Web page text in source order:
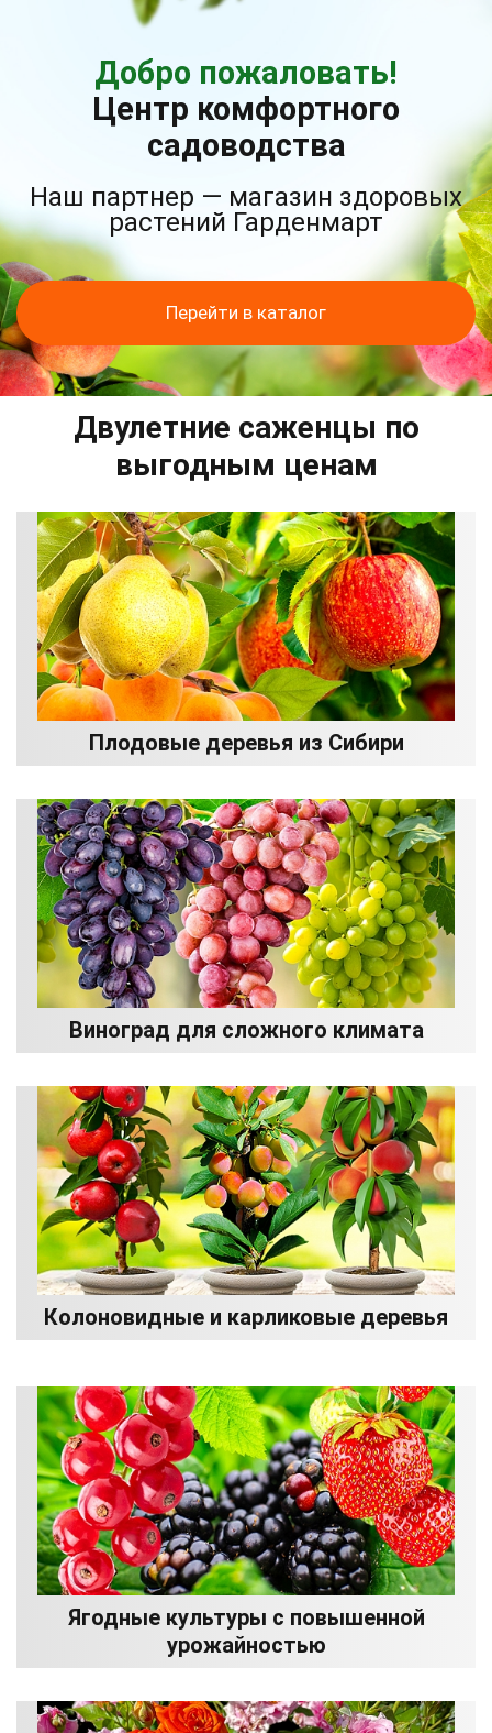
Добро пожаловать!
Центр комфортного
садоводства
Наш партнер — магазин здоровых
растений Гарденмарт
Перейти в каталог
Двулетние саженцы по
выгодным ценам
Плодовые деревья из Сибири
Виноград для сложного климата
Колоновидные и карликовые деревья
Ягодные культуры с повышенной
урожайностью